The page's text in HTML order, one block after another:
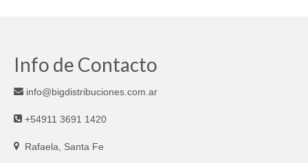
Info de Contacto
info@bigdistribuciones.com.ar
+54911 3691 1420
Rafaela, Santa Fe